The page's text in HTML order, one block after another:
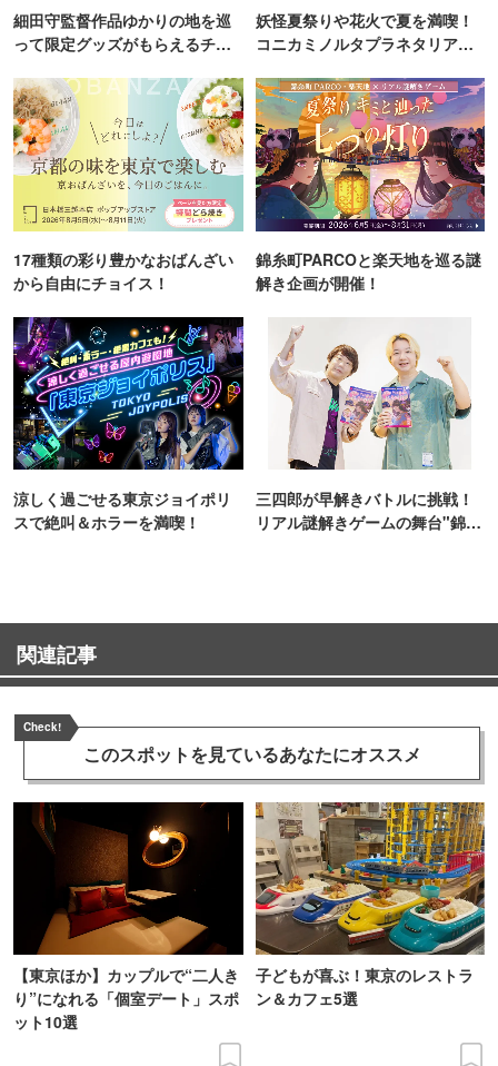
細田守監督作品ゆかりの地を巡
って限定グッズがもらえるチャ
妖怪夏祭りや花火で夏を満喫！
コニカミノルタプラネタリア
17種類の彩り豊かなおばんざい
から自由にチョイス！
錦糸町PARCOと楽天地を巡る謎
解き企画が開催！
涼しく過ごせる東京ジョイポリ
スで絶叫＆ホラーを満喫！
三四郎が早解きバトルに挑戦！
リアル謎解きゲームの舞台"錦糸
関連記事
Check!
このスポットを見ているあなたにオススメ
【東京ほか】カップルで“二人き
り”になれる「個室デート」スポ
ット10選
子どもが喜ぶ！東京のレストラ
ン＆カフェ5選